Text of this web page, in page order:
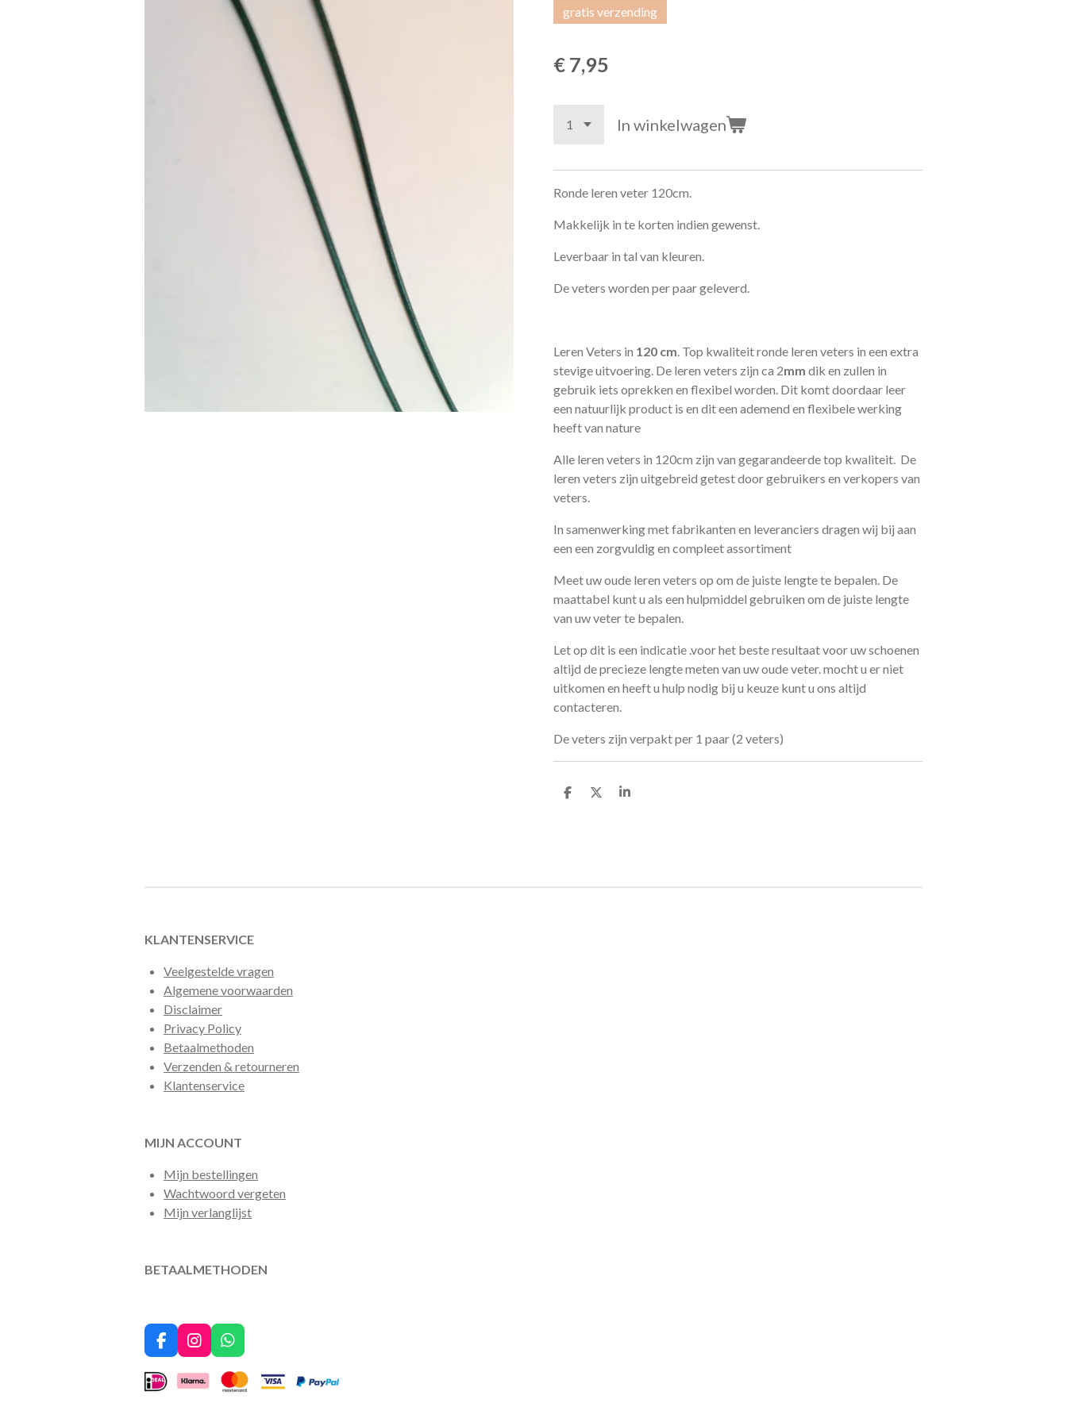
gratis verzending
€ 7,95
In winkelwagen
Ronde leren veter 120cm.
Makkelijk in te korten indien gewenst.
Leverbaar in tal van kleuren.
De veters worden per paar geleverd.
Leren Veters in 120 cm . Top kwaliteit ronde leren veters in een extra
stevige uitvoering. De leren veters zijn ca 2mm dik en zullen in
gebruik iets oprekken en flexibel worden. Dit komt doordaar leer
een natuurlijk product is en dit een ademend en flexibele werking
heeft van nature
Alle leren veters in 120cm zijn van gegarandeerde top kwaliteit. De
leren veters zijn uitgebreid getest door gebruikers en verkopers van
veters.
In samenwerking met fabrikanten en leveranciers dragen wij bij aan
een een zorgvuldig en compleet assortiment
Meet uw oude leren veters op om de juiste lengte te bepalen. De
maattabel kunt u als een hulpmiddel gebruiken om de juiste lengte
van uw veter te bepalen.
Let op dit is een indicatie .voor het beste resultaat voor uw schoenen
altijd de precieze lengte meten van uw oude veter. mocht u er niet
uitkomen en heeft u hulp nodig bij u keuze kunt u ons altijd
contacteren.
De veters zijn verpakt per 1 paar (2 veters)
D
D
S
KLANTENSERVICE
Veelgestelde vragen
Algemene voorwaarden
Disclaimer
Privacy Policy
Betaalmethoden
Verzenden & retourneren
Klantenservice
MIJN ACCOUNT
Mijn bestellingen
Wachtwoord vergeten
Mijn verlanglijst
BETAALMETHODEN
F
a
c
e
I
n
s
t
W
h
a
t